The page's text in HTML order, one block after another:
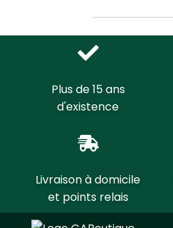
Plus de 15 ans
d'existence
Livraison à domicile
et points relais